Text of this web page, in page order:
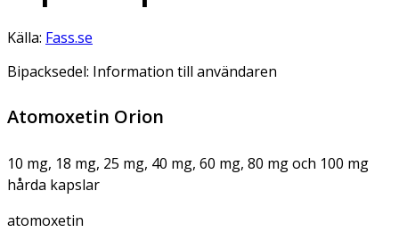
Källa: Fass.se
Bipacksedel: Information till användaren
Atomoxetin Orion
10 mg, 18 mg, 25 mg, 40 mg, 60 mg, 80 mg och 100 mg
hårda kapslar
atomoxetin